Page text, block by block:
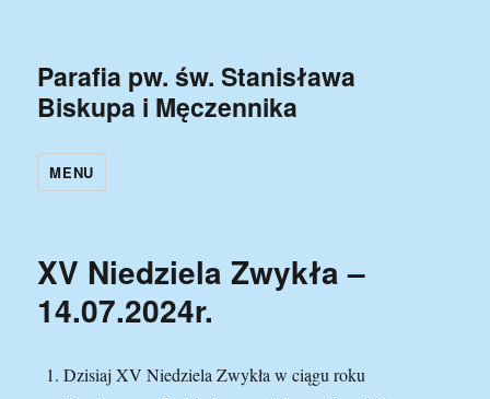
Parafia pw. św. Stanisława
Biskupa i Męczennika
MENU
XV Niedziela Zwykła –
14.07.2024r.
Dzisiaj XV Niedziela Zwykła w ciągu roku